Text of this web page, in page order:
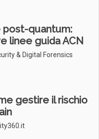
post-quantum:
linee guida ACN
& Digital Forensics
gestire il rischio